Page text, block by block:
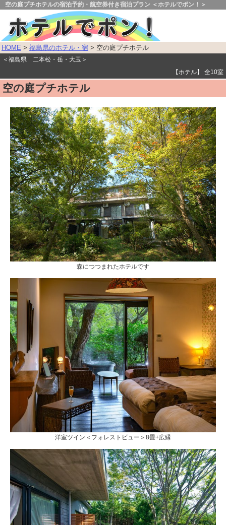
空の庭プチホテルの宿泊予約・航空券付き宿泊プラン ＜ホテルでポン！＞
HOME > 福島県のホテル・宿 > 空の庭プチホテル
＜福島県 二本松・岳・大玉＞
【ホテル】 全10室
空の庭プチホテル
森につつまれたホテルです
洋室ツイン＜フォレストビュー＞8畳+広縁